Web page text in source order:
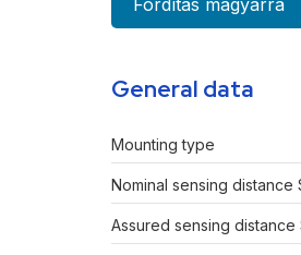
Fordítás magyarra
General data
Mounting type
Nominal sensing distance
Assured sensing distance